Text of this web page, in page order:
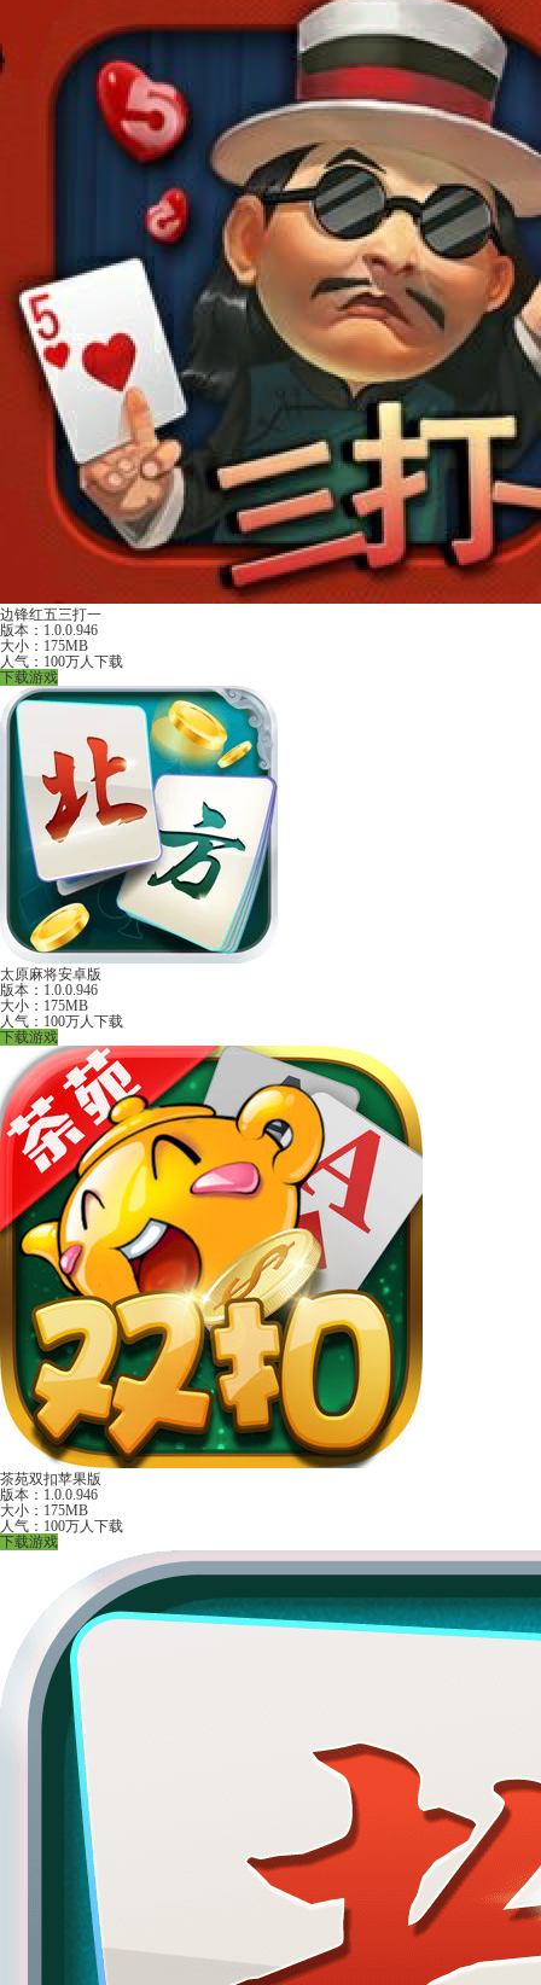
边锋红五三打一
版本：1.0.0.946
大小：175MB
人气：100万人下载
下载游戏
太原麻将安卓版
版本：1.0.0.946
大小：175MB
人气：100万人下载
下载游戏
茶苑双扣苹果版
版本：1.0.0.946
大小：175MB
人气：100万人下载
下载游戏